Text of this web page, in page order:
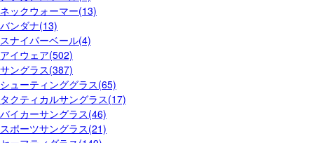
ネックウォーマー(13)
バンダナ(13)
スナイパーベール(4)
アイウェア(502)
サングラス(387)
シューティンググラス(65)
タクティカルサングラス(17)
バイカーサングラス(46)
スポーツサングラス(21)